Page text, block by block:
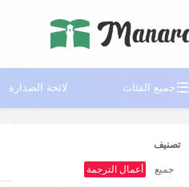
جميع الفئات لائحة الصدارة
تصنيف
جميع أعمال الترجمة